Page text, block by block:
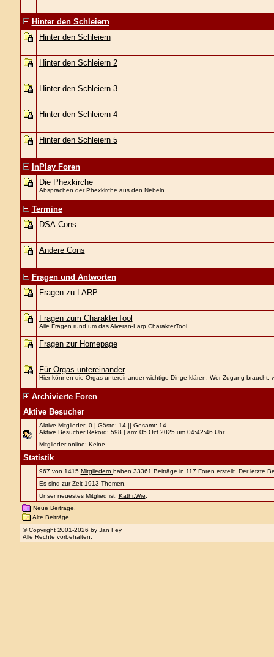
Hinter den Schleiern
Hinter den Schleiern
Hinter den Schleiern 2
Hinter den Schleiern 3
Hinter den Schleiern 4
Hinter den Schleiern 5
InPlay Foren
Die Phexkirche
Absprachen der Phexkirche aus den Nebeln.
Termine
DSA-Cons
Andere Cons
Fragen und Antworten
Fragen zu LARP
Fragen zum CharakterTool
Alle Fragen rund um das Alveran-Larp CharakterTool
Fragen zur Homepage
Für Orgas untereinander
Hier können die Orgas untereinander wichtige Dinge klären. Wer Zugang braucht,
Archivierte Foren
Aktive Besucher
Aktive Mitglieder: 0 | Gäste: 14 || Gesamt: 14
Aktive Besucher Rekord: 598 | am: 05 Oct 2025 um 04:42:46 Uhr
Mitglieder online: Keine
Statistik
967 von 1415 Mitgliedern haben 33361 Beiträge in 117 Foren erstellt. Der letzte
Es sind zur Zeit 1913 Themen.
Unser neuestes Mitglied ist: Kathi.Wie
Neue Beiträge.
Alte Beiträge.
© Copyright 2001-2026 by Jan Fey
Alle Rechte vorbehalten.